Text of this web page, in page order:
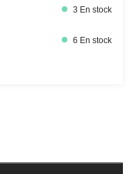
3 En stock
6 En stock